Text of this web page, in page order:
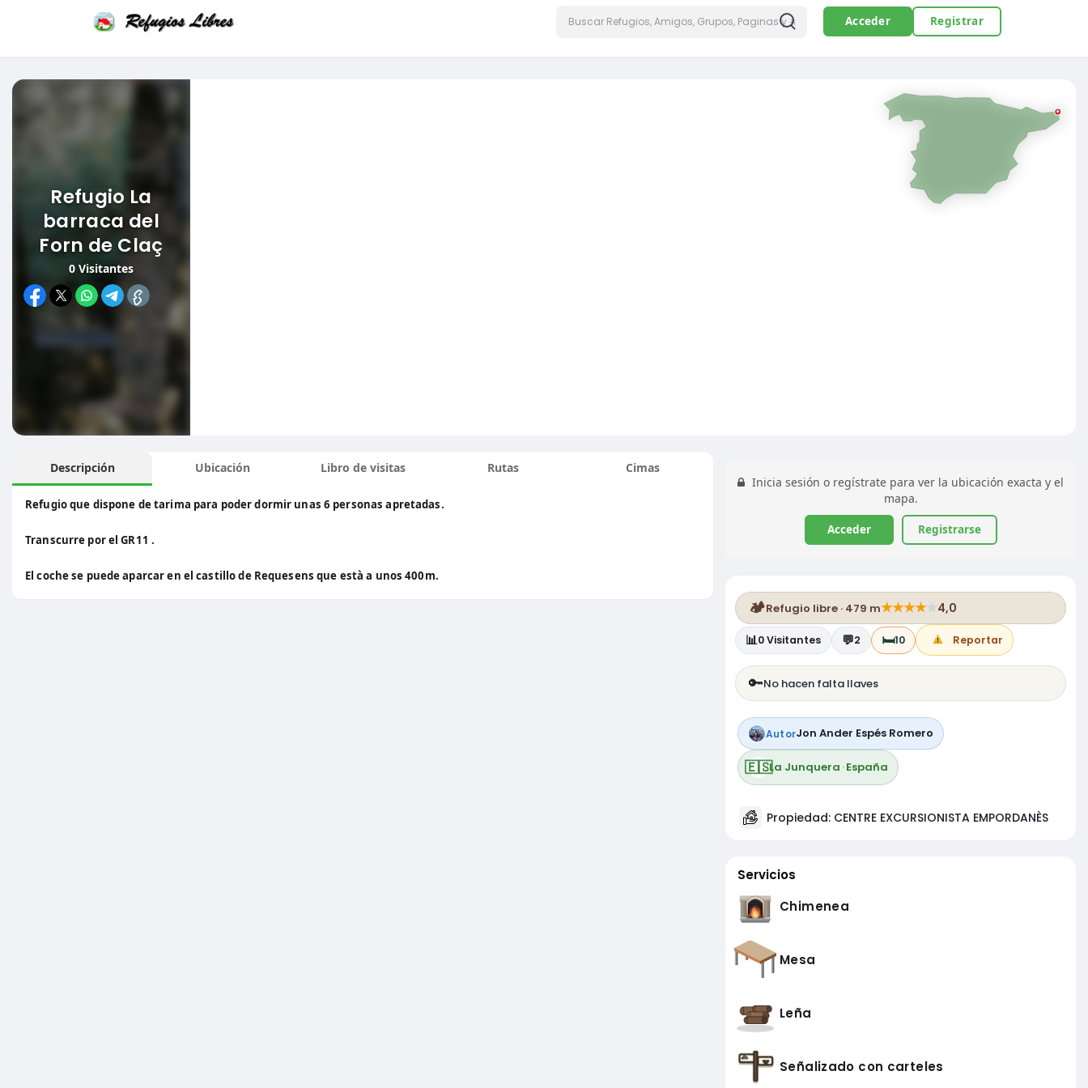
Acceder Registrar
Refugio La
barraca del
Forn de Claç
0 Visitantes
Descripción
Refugio que dispone de tarima para poder dormir unas 6 personas apretadas.
Transcurre por el GR11 .
El coche se puede aparcar en el castillo de Requesens que està a unos 400m.
Ubicación Libro de visitas Rutas
Cimas
Inicia sesión o regístrate para ver la ubicación exacta y el
mapa.
Acceder Registrarse
🏕️Refugio libre · 479 m★★★★★4,0
📊0Visitantes 💬2 🛏️10 Reportar
🔑No hacen falta llaves
AutorJon Ander Espés Romero
🇪🇸La Junquera ·España
Propiedad: CENTRE EXCURSIONISTA EMPORDANÈS
Servicios
Chimenea
Mesa
Leña
Señalizado con carteles